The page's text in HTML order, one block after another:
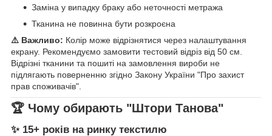
Заміна у випадку браку або неточності метража
Тканина не повинна бути розкроєна
⚠️ Важливо: Колір може відрізнятися через налаштування
екрану. Рекомендуємо замовити тестовий відріз від 50 см.
Відрізні тканини та пошиті на замовлення вироби не
підлягають поверненню згідно Закону України "Про захист
прав споживачів".
🏆 Чому обирають "Штори Танова"
✨ 15+ років на ринку текстилю